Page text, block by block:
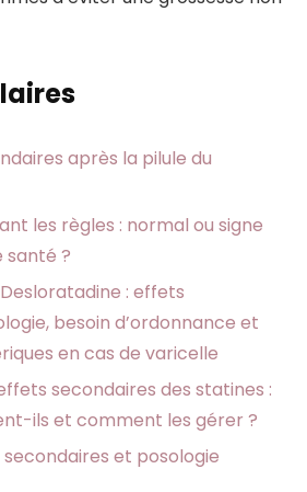
après la pilule du
les règles : normal ou signe
santé ?
: effets
besoin d’ordonnance et
en cas de varicelle
secondaires des statines :
ils et comment les gérer ?
secondaires et posologie